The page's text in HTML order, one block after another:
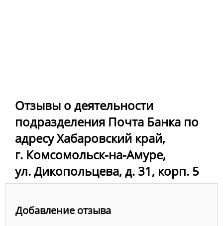
Отзывы о деятельности
подразделения Почта Банка по
адресу Хабаровский край,
г. Комсомольск-на-Амуре,
ул. Дикопольцева, д. 31, корп. 5
Добавление отзыва